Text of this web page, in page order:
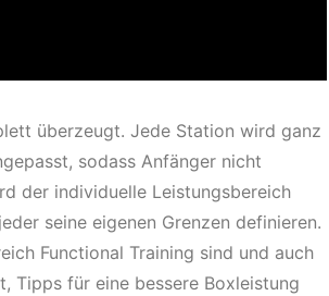
überzeugt. Jede Station wird ganz
sodass Anfänger nicht
der individuelle Leistungsbereich
seine eigenen Grenzen definieren.
Functional Training sind und auch
Tipps für eine bessere Boxleistung